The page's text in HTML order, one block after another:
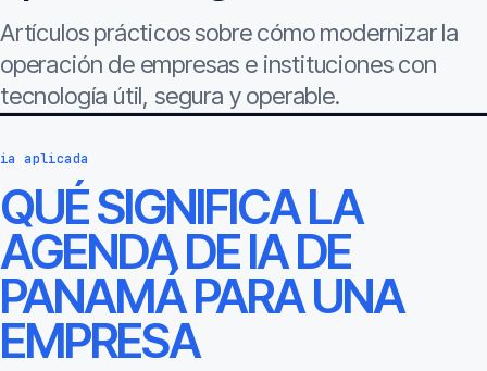
Artículos prácticos sobre cómo modernizar la
operación de empresas e instituciones con
tecnología útil, segura y operable.
ia aplicada
QUÉ SIGNIFICA LA
AGENDA DE IA DE
PANAMÁ PARA UNA
EMPRESA